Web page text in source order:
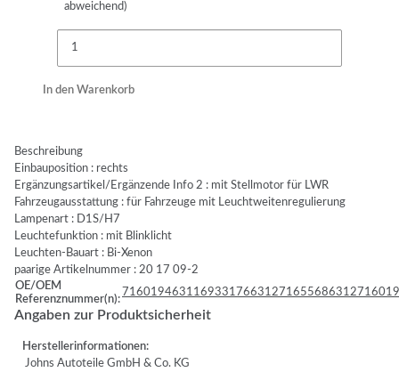
abweichend)
In den Warenkorb
Beschreibung
Einbauposition : rechts
Ergänzungsartikel/Ergänzende Info 2 : mit Stellmotor für LWR
Fahrzeugausstattung : für Fahrzeuge mit Leuchtweitenregulierung
Lampenart : D1S/H7
Leuchtefunktion : mit Blinklicht
Leuchten-Bauart : Bi-Xenon
paarige Artikelnummer : 20 17 09-2
OE/OEM
Referenznummer(n):
71601946311693317663127165568
Angaben zur Produktsicherheit
Herstellerinformationen:
Johns Autoteile GmbH & Co. KG